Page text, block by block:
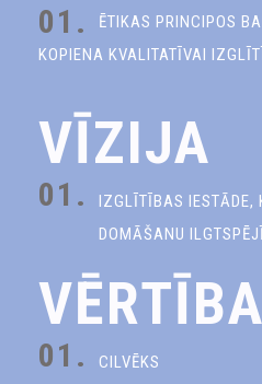
01.
ĒTIKAS PRINCIPOS
KOPIENA KVALITATĪVAI
VĪZIJA
01.
IZGLĪTĪBAS
DOMĀŠANU
01. CILVĒKS